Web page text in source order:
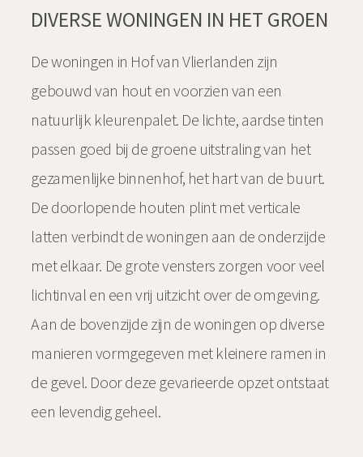
DIVERSE WONINGEN IN HET GROEN
De woningen in Hof van Vlierlanden zijn
gebouwd van hout en voorzien van een
natuurlijk kleurenpalet. De lichte, aardse tinten
passen goed bij de groene uitstraling van het
gezamenlijke binnenhof, het hart van de buurt.
De doorlopende houten plint met verticale
latten verbindt de woningen aan de onderzijde
met elkaar. De grote vensters zorgen voor veel
lichtinval en een vrij uitzicht over de omgeving.
Aan de bovenzijde zijn de woningen op diverse
manieren vormgegeven met kleinere ramen in
de gevel. Door deze gevarieerde opzet ontstaat
een levendig geheel.